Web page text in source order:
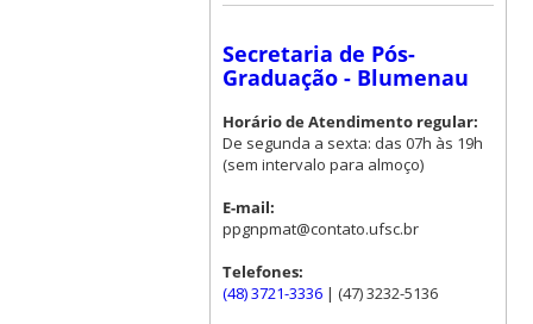
Secretaria de Pós-
Graduação - Blumenau
Horário de Atendimento regular:
De segunda a sexta: das 07h às 19h
(sem intervalo para almoço)
E-mail:
ppgnpmat@contato.ufsc.br
Telefones:
(48) 3721-3336| (47) 3232-5136